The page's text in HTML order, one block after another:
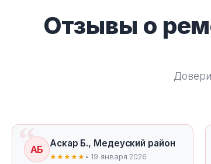
Отзывы о
АБ
Аскар Б., Медеуский район
★★★★★ • 19 января 2026